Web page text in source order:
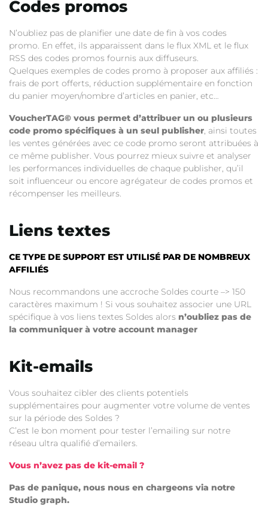
Codes promos
N’oubliez pas de planifier une date de fin à vos codes
promo. En effet, ils apparaissent dans le flux XML et le flux
RSS des codes promos fournis aux diffuseurs.
Quelques exemples de codes promo à proposer aux affiliés :
frais de port offerts, réduction supplémentaire en fonction
du panier moyen/nombre d’articles en panier, etc…
VoucherTAG© vous permet d’attribuer un ou plusieurs
code promo spécifiques à un seul publisher, ainsi toutes
les ventes générées avec ce code promo seront attribuées à
ce même publisher. Vous pourrez mieux suivre et analyser
les performances individuelles de chaque publisher, qu’il
soit influenceur ou encore agrégateur de codes promos et
récompenser les meilleurs.
Liens textes
CE TYPE DE SUPPORT EST UTILISÉ PAR DE NOMBREUX
AFFILIÉS
Nous recommandons une accroche Soldes courte –> 150
caractères maximum ! Si vous souhaitez associer une URL
spécifique à vos liens textes Soldes alors n’oubliez pas de
la communiquer à votre account manager
Kit-emails
Vous souhaitez cibler des clients potentiels
supplémentaires pour augmenter votre volume de ventes
sur la période des Soldes ?
C’est le bon moment pour tester l’emailing sur notre
réseau ultra qualifié d’emailers.
Vous n’avez pas de kit-email ?
Pas de panique, nous nous en chargeons via notre
Studio graph.